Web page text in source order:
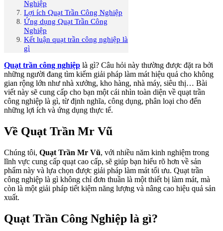
Nghiệp
Lợi ích Quạt Trần Công Nghiệp
Ứng dụng Quạt Trần Công
Nghiệp
Kết luận quạt trần công nghiệp là
gì
Quạt trần công nghiệp là gì? Câu hỏi này thường được đặt ra bởi
những người đang tìm kiếm giải pháp làm mát hiệu quả cho không
gian rộng lớn như nhà xưởng, kho hàng, nhà máy, siêu thị… Bài
viết này sẽ cung cấp cho bạn một cái nhìn toàn diện về quạt trần
công nghiệp là gì, từ định nghĩa, công dụng, phân loại cho đến
những lợi ích và ứng dụng thực tế.
Về Quạt Trần Mr Vũ
Chúng tôi, Quạt Trần Mr Vũ, với nhiều năm kinh nghiệm trong
lĩnh vực cung cấp quạt cao cấp, sẽ giúp bạn hiểu rõ hơn về sản
phẩm này và lựa chọn được giải pháp làm mát tối ưu. Quạt trần
công nghiệp là gì không chỉ đơn thuần là một thiết bị làm mát, mà
còn là một giải pháp tiết kiệm năng lượng và nâng cao hiệu quả sản
xuất.
Quạt Trần Công Nghiệp là gì?